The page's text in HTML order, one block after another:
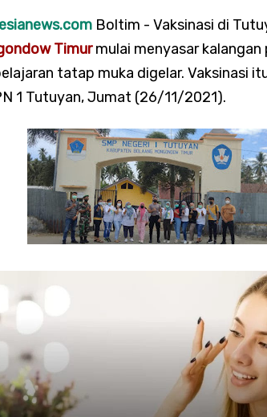
Boltim - Vaksinasi di
Timurmulai menyasar kalangan
tatap muka digelar. Vaksinasi
1 Tutuyan, Jumat (26/11/2021).